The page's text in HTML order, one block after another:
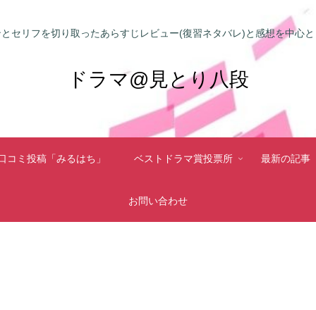
とセリフを切り取ったあらすじレビュー(復習ネタバレ)と感想を中心
ドラマ@見とり八段
コミ投稿「みるはち」 ベストドラマ賞投票所 最新の記事
お問い合わせ